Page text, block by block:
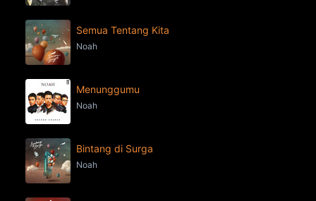
Semua Tentang Kita
Noah
Menunggumu
Noah
Bintang di Surga
Noah